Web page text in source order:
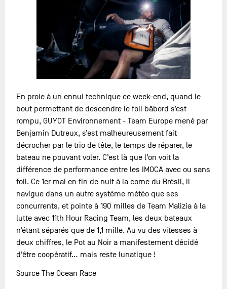
En proie à un ennui technique ce week-end, quand le
bout permettant de descendre le foil bâbord s’est
rompu, GUYOT Environnement - Team Europe mené par
Benjamin Dutreux, s’est malheureusement fait
décrocher par le trio de tête, le temps de réparer, le
bateau ne pouvant voler. C’est là que l’on voit la
différence de performance entre les IMOCA avec ou sans
foil. Ce 1er mai en fin de nuit à la corne du Brésil, il
navigue dans un autre système météo que ses
concurrents, et pointe à 190 milles de Team Malizia à la
lutte avec 11th Hour Racing Team, les deux bateaux
n’étant séparés que de 1,1 mille. Au vu des vitesses à
deux chiffres, le Pot au Noir a manifestement décidé
d’être coopératif… mais reste lunatique !
Source The Ocean Race